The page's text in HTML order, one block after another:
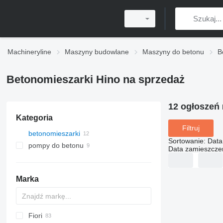
Machineryline Maszyny budowlane Maszyny do betonu
Betonomieszarki Hino na sprzedaż
Kategoria
betonomieszarki
pompy do betonu
Marka
BM
2.5
CF
F-series
Fiori
12
Filtruj
Sortowanie:
Data